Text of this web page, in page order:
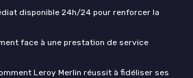
disponible 24h/24 pour renforcer la
face à une prestation de service
Leroy Merlin réussit à fidéliser ses